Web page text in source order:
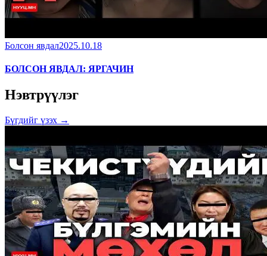
Болсон явдал2025.10.18
БОЛСОН ЯВДАЛ: ЯРГАЧИН
Нэвтрүүлэг
Бүгдийг үзэх →